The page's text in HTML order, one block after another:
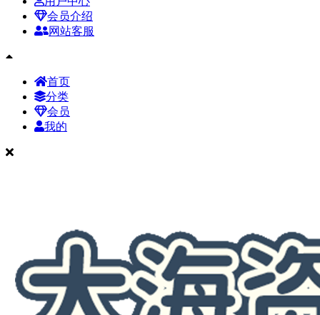
会员介绍
网站客服
首页
分类
会员
我的